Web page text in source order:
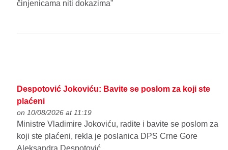
činjenicama niti dokazima"
Despotović Jokoviću: Bavite se poslom za koji ste
plaćeni
on 10/08/2026 at 11:19
Ministre Vladimire Jokoviću, radite i bavite se poslom za
koji ste plaćeni, rekla je poslanica DPS Crne Gore
Aleksandra Despotović.